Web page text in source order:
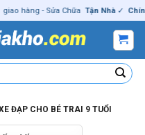
- Sửa Chữa Tận Nhà ✓ Chính hãng
ĐẠP CHO BÉ TRAI 9 TUỔI